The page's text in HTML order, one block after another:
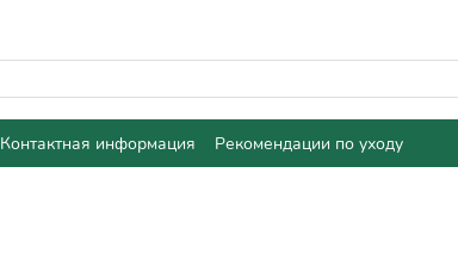
Контактная информация Рекомендации по уходу